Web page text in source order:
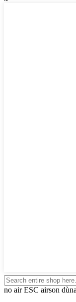
no air ESC airson